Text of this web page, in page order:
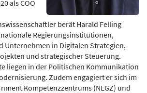
als COO
berät Harald Felling
Regierungsinstitutionen,
Unternehmen in Digitalen Strategien,
und strategischer Steuerung.
liegen in der Politischen Kommunikation
Zudem engagiert er sich im
Kompetenzzentrums (NEGZ) und